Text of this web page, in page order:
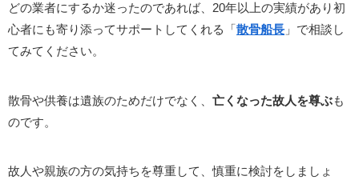
どの業者にするか迷ったのであれば、20年以上の実績があり初
心者にも寄り添ってサポートしてくれる「散骨船長 」で相談し
てみてください。
散骨や供養は遺族のためだけでなく、 亡くなった故人を尊ぶも
のです。
故人や親族の方の気持ちを尊重して、慎重に検討をしましょ